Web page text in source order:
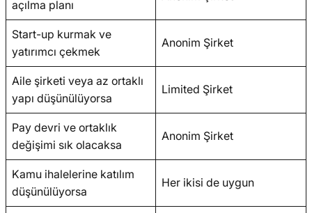
açılma planı
Start-up kurmak ve
yatırımcı çekmek
Anonim Şirket
Aile şirketi veya az ortaklı
yapı düşünülüyorsa
Limited Şirket
Pay devri ve ortaklık
değişimi sık olacaksa
Anonim Şirket
Kamu ihalelerine katılım
düşünülüyorsa
Her ikisi de uygun